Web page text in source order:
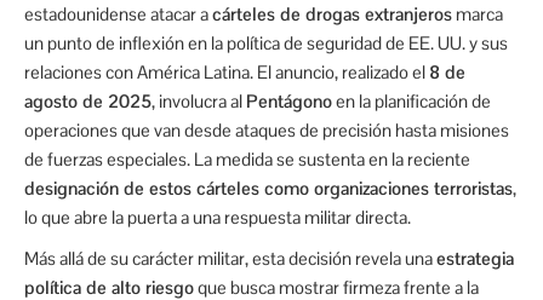
estadounidense atacar acárteles de drogas extranjeros marca
un punto de inflexión en la política de seguridad de EE. UU. y sus
relaciones con América Latina. El anuncio, realizado el 8 de
agosto de 2025, involucra al Pentágonoen la planificación de
operaciones que van desde ataques de precisión hasta misiones
de fuerzas especiales. La medida se sustenta en la reciente
designación de estos cárteles como organizaciones terroristas,
lo que abre la puerta a una respuesta militar directa.
Más allá de su carácter militar, esta decisión revela unaestrategia
política de alto riesgoque busca mostrar firmeza frente a la